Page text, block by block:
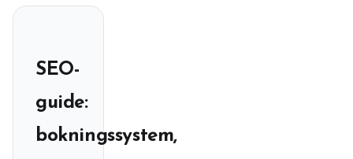
SEO-
guide:
bokningssystem,